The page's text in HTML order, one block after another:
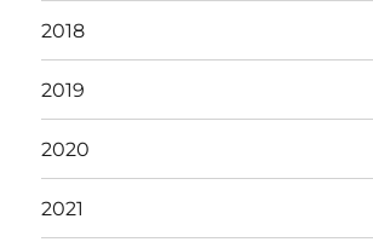
2018
2019
2020
2021